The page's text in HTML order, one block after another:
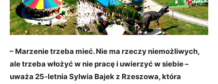
– Marzenie trzeba mieć. Nie ma rzeczy niemożliwych,
ale trzeba włożyć w nie pracę i uwierzyć w siebie –
uważa 25-letnia Sylwia Bajek z Rzeszowa, która